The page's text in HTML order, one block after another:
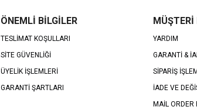
ÖNEMLİ BİLGİLER
TESLİMAT KOŞULLARI
SİTE GÜVENLİĞİ
ÜYELİK İŞLEMLERİ
GARANTİ ŞARTLARI
YARDIM
GARANTİ &
SİPARİŞ
İADE VE
MAİL ORDER